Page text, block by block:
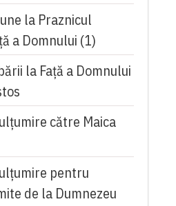
la Praznicul
a Domnului (1)
la Faţă a Domnului
către Maica
pentru
de la Dumnezeu